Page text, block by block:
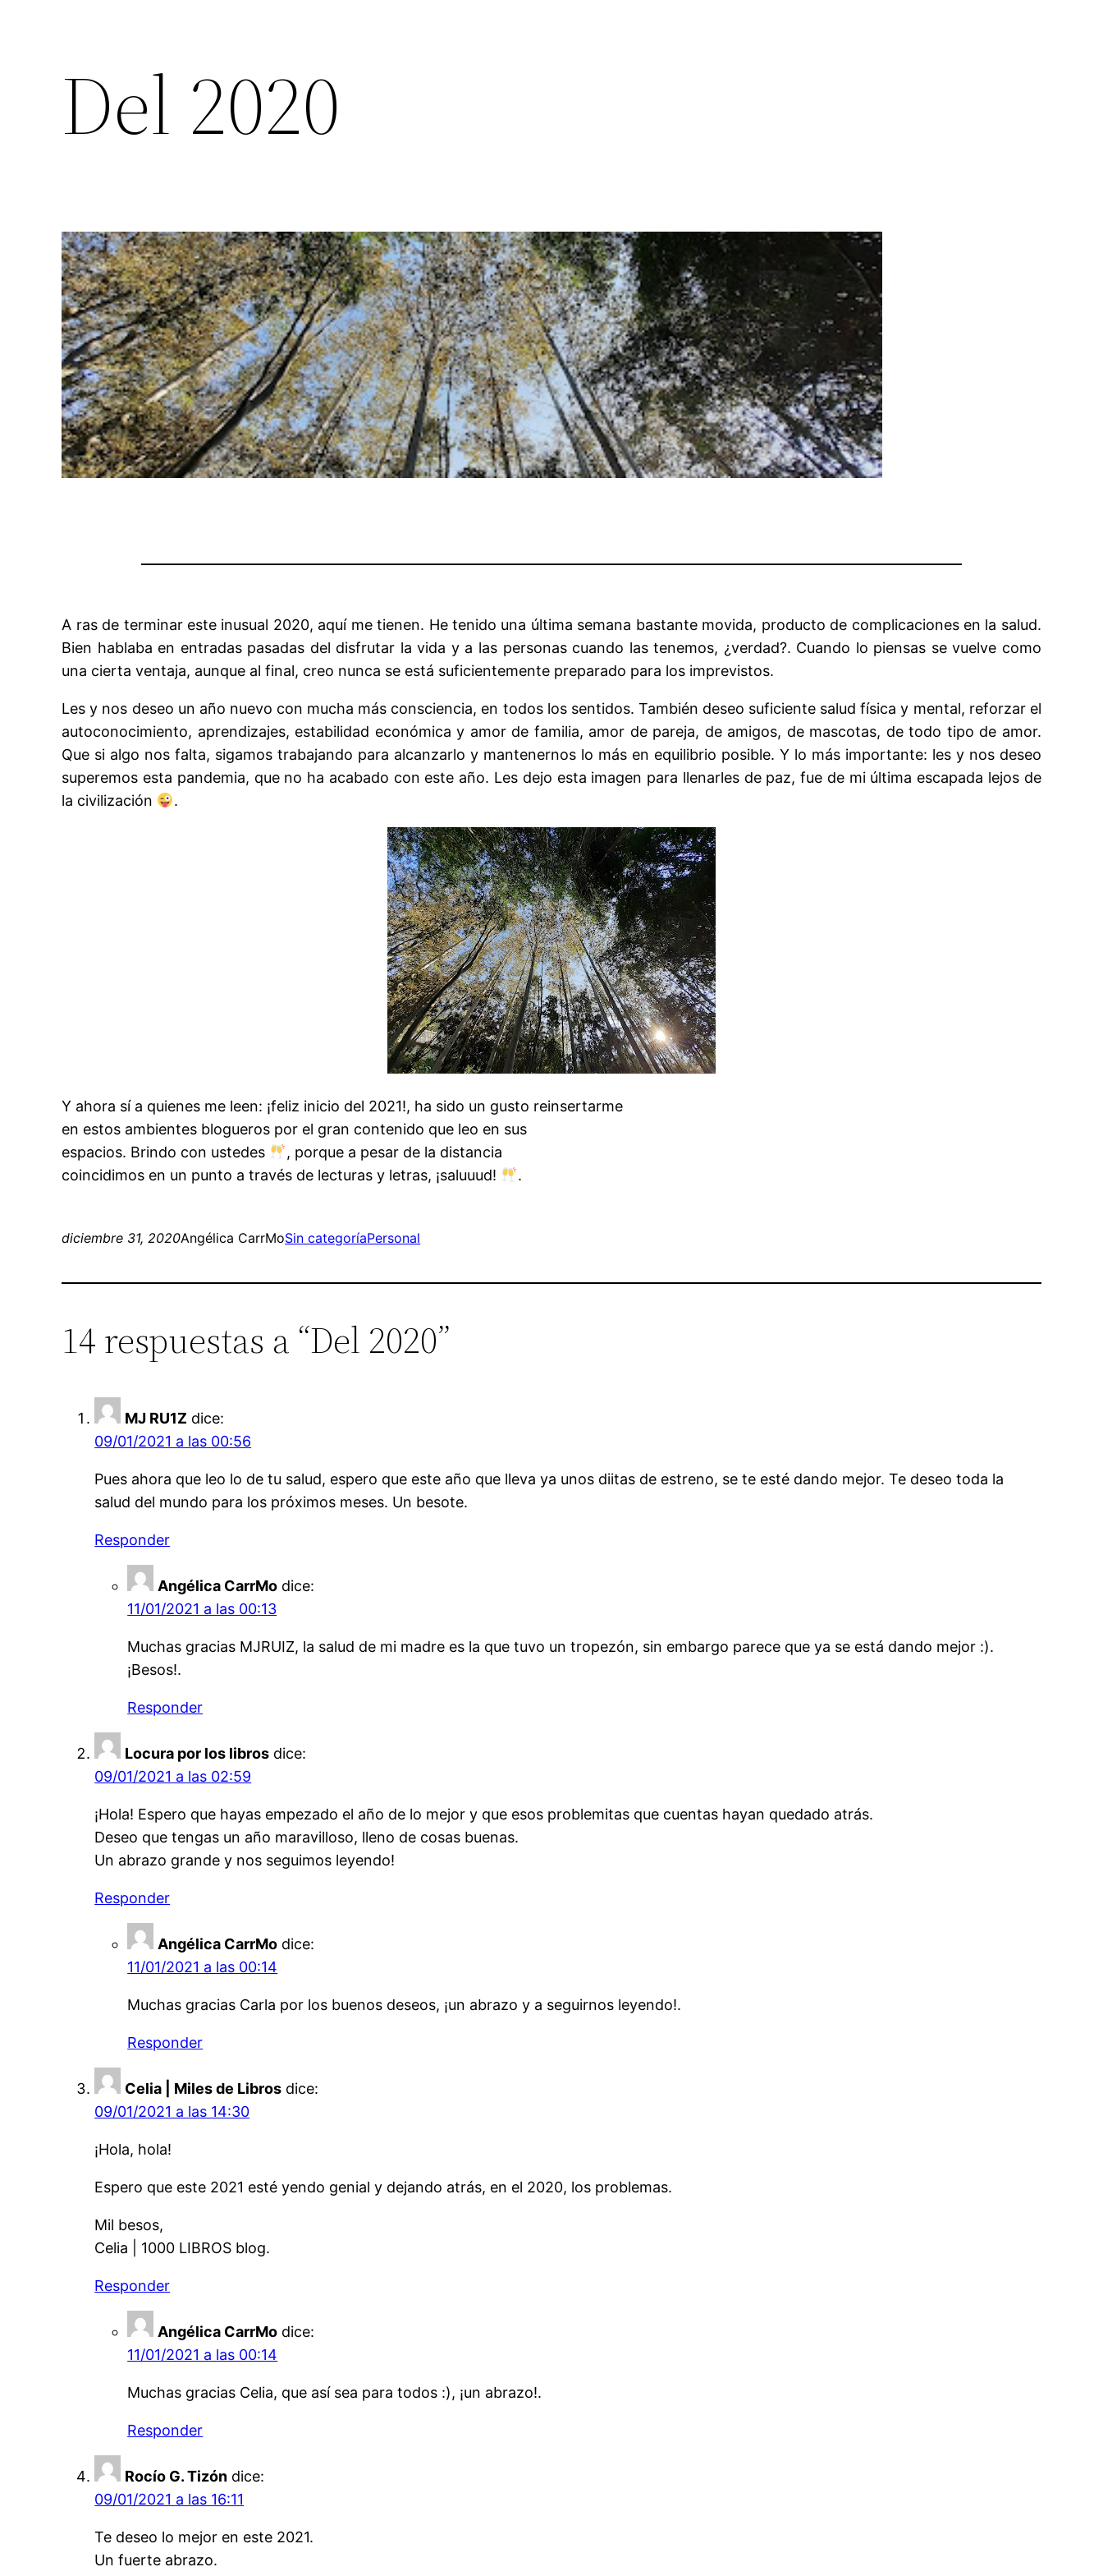
Del 2020
A ras de terminar este inusual 2020, aquí me tienen. He tenido una última semana bastante movida, producto de complicaciones en la salud.
Bien hablaba en entradas pasadas del disfrutar la vida y a las personas cuando las tenemos, ¿verdad?. Cuando lo piensas se vuelve como
una cierta ventaja, aunque al final, creo nunca se está suficientemente preparado para los imprevistos.
Les y nos deseo un año nuevo con mucha más consciencia, en todos los sentidos. También deseo suficiente salud física y mental, reforzar el
autoconocimiento, aprendizajes, estabilidad económica y amor de familia, amor de pareja, de amigos, de mascotas, de todo tipo de amor.
Que si algo nos falta, sigamos trabajando para alcanzarlo y mantenernos lo más en equilibrio posible. Y lo más importante: les y nos deseo
superemos esta pandemia, que no ha acabado con este año. Les dejo esta imagen para llenarles de paz, fue de mi última escapada lejos de
la civilización
.
Y ahora sí a quienes me leen: ¡feliz inicio del 2021!, ha sido un gusto reinsertarme
en estos ambientes blogueros por el gran contenido que leo en sus
espacios. Brindo con ustedes
, porque a pesar de la distancia
coincidimos en un punto a través de lecturas y letras, ¡saluuud!
.
diciembre 31, 2020Angélica CarrMoSin categoríaPersonal
14 respuestas a “Del 2020”
MJ RU1Z dice:
09/01/2021 a las 00:56
Pues ahora que leo lo de tu salud, espero que este año que lleva ya unos diitas de estreno, se te esté dando mejor. Te deseo toda la
salud del mundo para los próximos meses. Un besote.
Responder
Angélica CarrMo dice:
11/01/2021 a las 00:13
Muchas gracias MJRUIZ, la salud de mi madre es la que tuvo un tropezón, sin embargo parece que ya se está dando mejor :).
¡Besos!.
Responder
Locura por los libros dice:
09/01/2021 a las 02:59
¡Hola! Espero que hayas empezado el año de lo mejor y que esos problemitas que cuentas hayan quedado atrás.
Deseo que tengas un año maravilloso, lleno de cosas buenas.
Un abrazo grande y nos seguimos leyendo!
Responder
Angélica CarrMo dice:
11/01/2021 a las 00:14
Muchas gracias Carla por los buenos deseos, ¡un abrazo y a seguirnos leyendo!.
Responder
Celia | Miles de Libros dice:
09/01/2021 a las 14:30
¡Hola, hola!
Espero que este 2021 esté yendo genial y dejando atrás, en el 2020, los problemas.
Mil besos,
Celia | 1000 LIBROS blog.
Responder
Angélica CarrMo dice:
11/01/2021 a las 00:14
Muchas gracias Celia, que así sea para todos :), ¡un abrazo!.
Responder
Rocío G. Tizón dice:
09/01/2021 a las 16:11
Te deseo lo mejor en este 2021.
Un fuerte abrazo.